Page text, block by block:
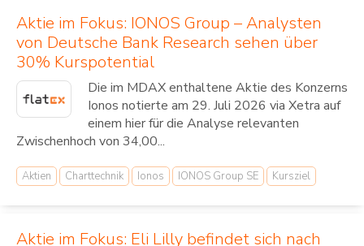
Aktie im Fokus: IONOS Group – Analysten
von Deutsche Bank Research sehen über
30% Kurspotential
Die im MDAX enthaltene Aktie des Konzerns
Ionos notierte am 29. Juli 2026 via Xetra auf
einem hier für die Analyse relevanten
Zwischenhoch von 34,00...
Aktien Charttechnik Ionos IONOS Group SE Kursziel
Aktie im Fokus: Eli Lilly befindet sich nach